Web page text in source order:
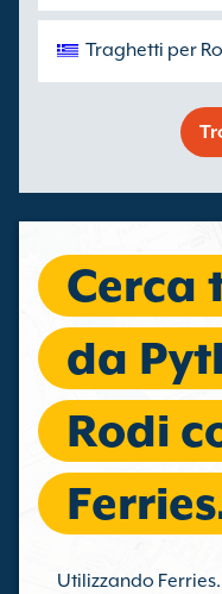
Traghetti per
Cerca
da
Rodi
Utilizzando